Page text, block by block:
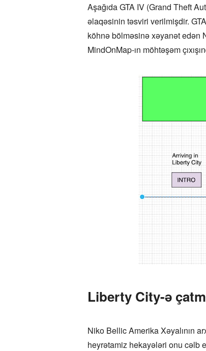
Aşağıda GTA IV (Grand Theft
əlaqəsinin təsviri verilmişdir.
köhnə bölməsinə xəyanət edən
MindOnMap-ın möhtəşəm
Liberty City-ə
Niko Bellic Amerika Xəyalının
heyrətamiz hekayələri onu cəlb